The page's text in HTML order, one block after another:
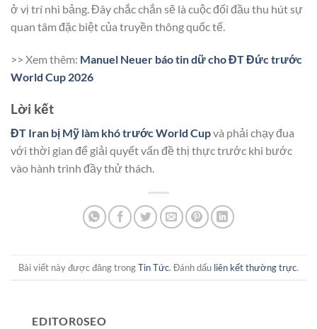
ở vị trí nhì bảng. Đây chắc chắn sẽ là cuộc đối đầu thu hút sự
quan tâm đặc biệt của truyền thông quốc tế.
>> Xem thêm: Manuel Neuer báo tin dữ cho ĐT Đức trước
World Cup 2026
Lời kết
ĐT Iran bị Mỹ làm khó trước World Cupvà phải chạy đua
với thời gian để giải quyết vấn đề thị thực trước khi bước
vào hành trình đầy thử thách.
Bài viết này được đăng trongTin Tức. Đánh dấu liên kết thường trực.
EDITOR0SEO